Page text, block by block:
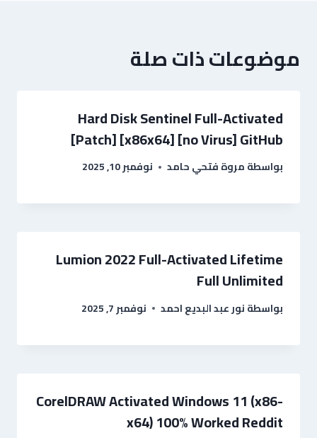
موضوعات ذات صلة
Hard Disk Sentinel Full-Activated
[Patch] [x86x64] [no Virus] GitHub
بواسطةمروة فتحي حامد نوفمبر 10, 2025
Lumion 2022 Full-Activated Lifetime
Full Unlimited
بواسطةنور عبد البديع احمد نوفمبر 7, 2025
CorelDRAW Activated Windows 11 (x86-
x64) 100% Worked Reddit